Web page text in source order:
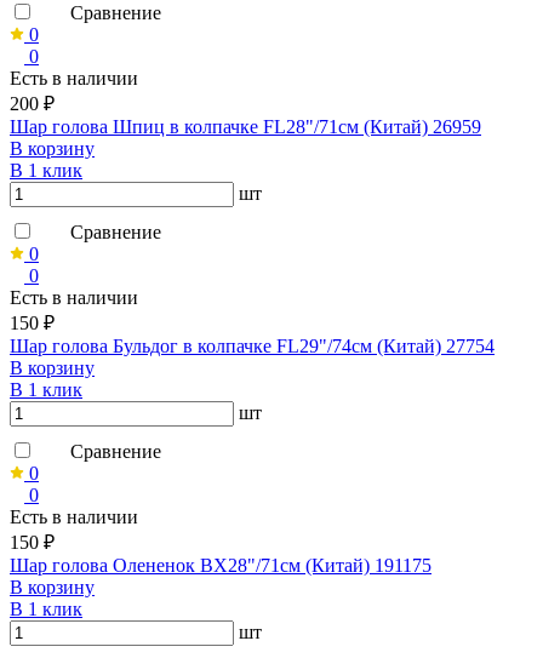
Сравнение
0
0
Есть в наличии
200 ₽
Шар голова Шпиц в колпачке FL28"/71см (Китай) 26959
В корзину
В 1 клик
шт
Сравнение
0
0
Есть в наличии
150 ₽
Шар голова Бульдог в колпачке FL29"/74см (Китай) 27754
В корзину
В 1 клик
шт
Сравнение
0
0
Есть в наличии
150 ₽
Шар голова Олененок ВХ28"/71см (Китай) 191175
В корзину
В 1 клик
шт